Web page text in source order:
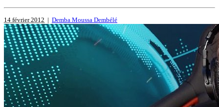
14 février 2012 | Demba Moussa Dembélé